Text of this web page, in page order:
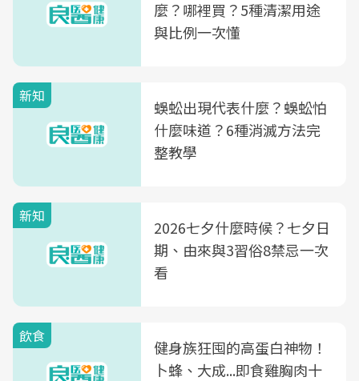
麼？哪裡買？5種清潔用途
與比例一次懂
新知
蜈蚣出現代表什麼？蜈蚣怕
什麼味道？6種消滅方法完
整教學
新知
2026七夕什麼時候？七夕日
期、由來與3習俗8禁忌一次
看
飲食
健身族狂囤的高蛋白神物！
卜蜂、大成...即食雞胸肉十